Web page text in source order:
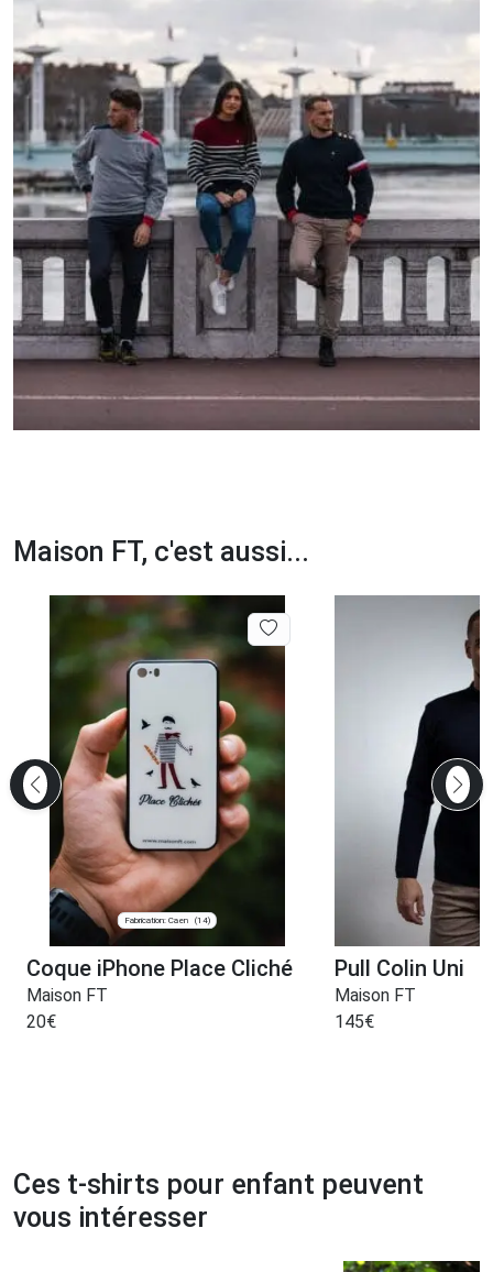
Maison FT, c'est aussi...
Fabrication: Caen (14)
Coque iPhone Place Cliché
Maison FT
20€
Pull Colin Uni
Maison FT
145€
Ces t-shirts pour enfant peuvent
vous intéresser